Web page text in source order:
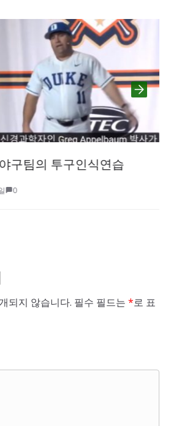
구팀의 투구인식연습
0
되지 않습니다. 필수 필드는 *로 표